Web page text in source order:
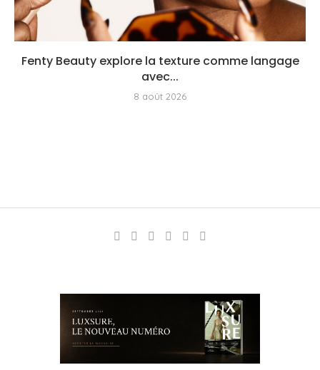
Fenty Beauty explore la texture comme langage
avec...
8 août 2026